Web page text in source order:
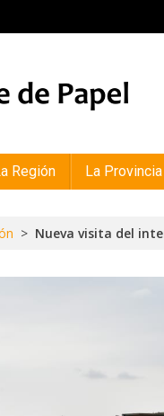
Región La Provincia
> Nueva visita del